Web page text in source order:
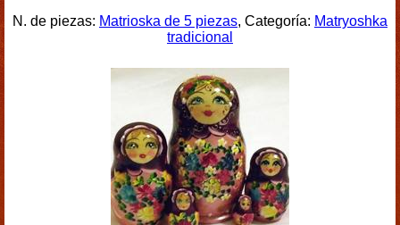
N. de piezas: Matrioska de 5 piezas, Categoría: Matryoshka
tradicional